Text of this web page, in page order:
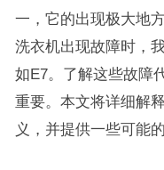
一，它的出现极大地
洗衣机出现故障时，
如E7。了解这些故障
重要。本文将详细解
义，并提供一些可能